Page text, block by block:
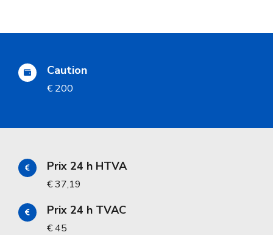
Caution
€ 200
Prix 24 h HTVA
€ 37,19
Prix 24 h TVAC
€ 45